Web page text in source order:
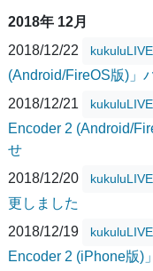
2018年 12月
2018/12/22
kukuluLIVE
(Android/FireOS版)」
2018/12/21
kukuluLIVE
Encoder 2 (Android/
せ
2018/12/20
kukuluLIVE
更しました
2018/12/19
kukuluLIVE
Encoder 2 (iPhone版)